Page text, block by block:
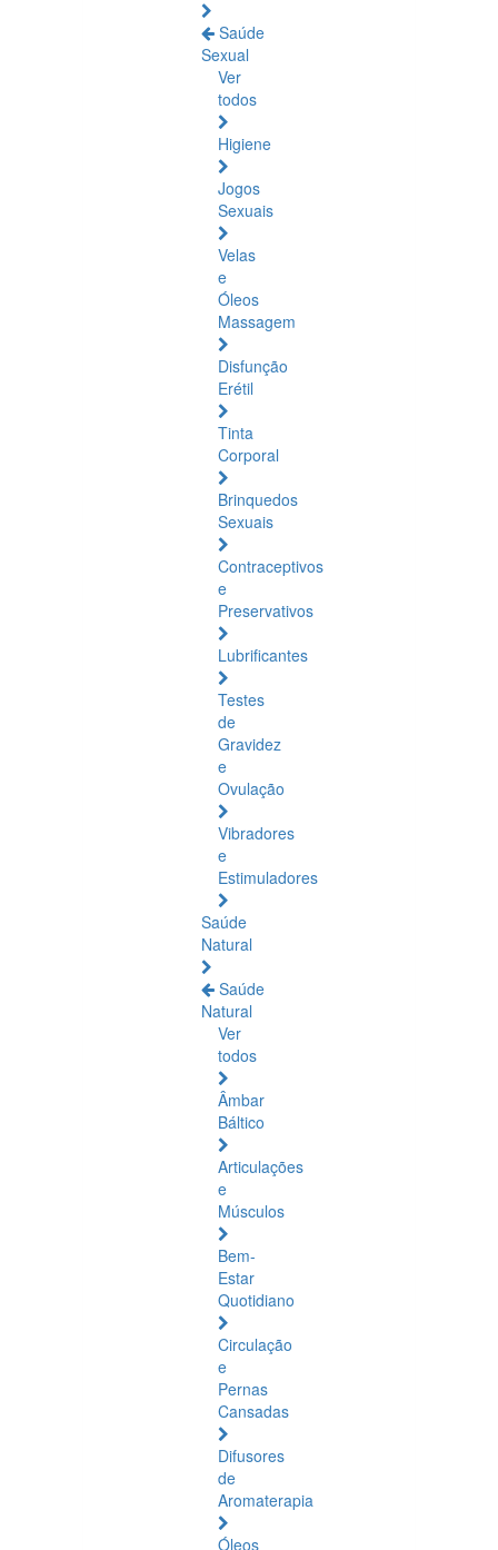
Saúde
Sexual
Ver
todos
Higiene
Jogos
Sexuais
Velas
e
Óleos
Massagem
Disfunção
Erétil
Tinta
Corporal
Brinquedos
Sexuais
Contraceptivos
e
Preservativos
Lubrificantes
Testes
de
Gravidez
e
Ovulação
Vibradores
e
Estimuladores
Saúde
Natural
Saúde
Natural
Ver
todos
Âmbar
Báltico
Articulações
e
Músculos
Bem-
Estar
Quotidiano
Circulação
e
Pernas
Cansadas
Difusores
de
Aromaterapia
Óleos